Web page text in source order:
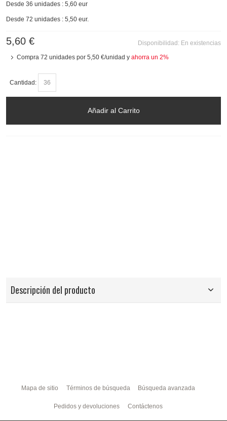
Desde 36 unidades : 5,60 eur
Desde 72 unidades : 5,50 eur.
Disponibilidad: En existencias
5,60 €
Compra 72 unidades por 5,50 €/unidad y ahorra un 2%
Cantidad:
Añadir al Carrito
Descripción del producto
Mapa de sitio Términos de búsqueda Búsqueda avanzada
Pedidos y devoluciones Contáctenos